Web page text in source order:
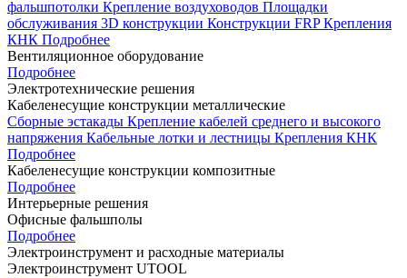
фальшпотолки Крепление воздуховодов Площадки
обслуживания 3D конструкции Конструкции FRPКрепления
КНК Подробнее
Вентиляционное оборудование
Подробнее
Электротехнические решения
Кабеленесущие конструкции металлические
Сборные эстакады Крепление кабелей среднего и высокого
напряжения Кабельные лотки и лестницы Крепления КНК
Подробнее
Кабеленесущие конструкции композитные
Подробнее
Интерьерные решения
Офисные фальшполы
Подробнее
Электроинструмент и расходные материалы
Электроинструмент UTOOL